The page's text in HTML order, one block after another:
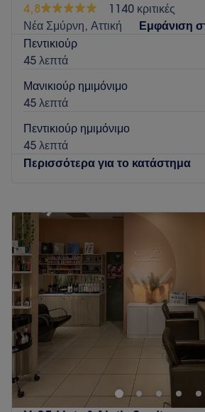
4,8
1140 κριτικές
Νέα Σμύρνη, Αττική
Εμφάνιση
Πεντικιούρ
45 λεπτά
Μανικιούρ ημιμόνιμο
45 λεπτά
Πεντικιούρ ημιμόνιμο
45 λεπτά
Περισσότερα για το κατάστημα
Τρίτη
Τετάρτη
Πέμπτη
Παρασκευή
Σάββατο
Κυριακή
Το MZnailZ στη Νέα Σμύρνη
ομορφιάς. Μερικές από τις υπηρεσίες
πεντικιούρ, lash lift αλλά και
οποίες η ομάδα των ειδικών του έχει